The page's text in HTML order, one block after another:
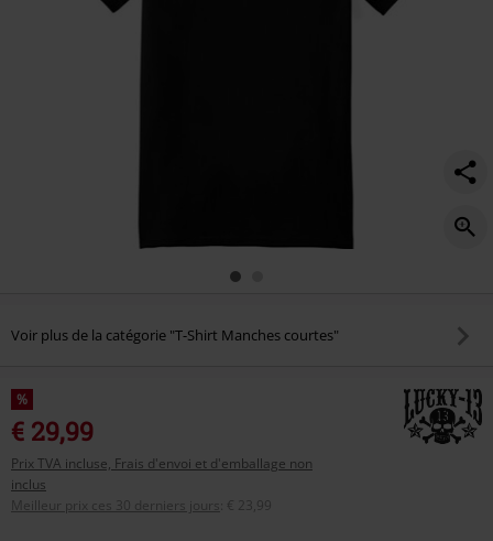
Voir plus de la catégorie "T-Shirt Manches courtes"
%
€ 29,99
Prix TVA incluse, Frais d'envoi et d'emballage non
inclus
Meilleur prix ces 30 derniers jours
€ 23,99